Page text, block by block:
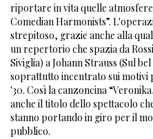
riportare in vita quelle
Comedian Harmonists”.
strepitoso, grazie anche alla
un repertorio che spazia da
Siviglia) a Johann Strauss (Sul
soprattutto incentrato sui motivi
'30. Così la canzoncina
anche il titolo dello spettacolo
stanno portando in giro per il
pubblico.